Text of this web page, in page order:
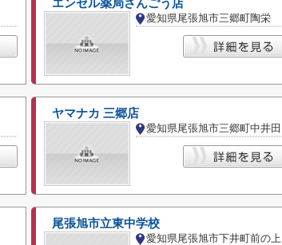
エンゼル薬局さんごう店
愛知県尾張旭市三郷町陶栄
ヤマナカ 三郷店
愛知県尾張旭市三郷町中井田
尾張旭市立東中学校
愛知県尾張旭市下井町前の上